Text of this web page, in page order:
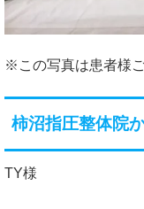
※この写真は患者様
柿沼指圧整体院
TY様